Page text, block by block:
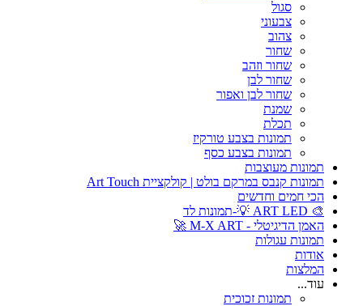
סגול
צבעוני
צהוב
שחור
שחור וזהב
שחור לבן
שחור לבן ואפור
שמנת
תכלת
תמונות בצבע טורקיז
תמונות בצבע כסף
תמונות מעוצבות
תמונות קנבס במרקם בולט | קולקציית Art Touch
הכי חמים וחדשים
🎨 ART LED 💡-תמונות לד
האמן הדיגיטלי - M-X ART 🚀
תמונות עגולות
אודות
המלצות
עוד...
תמונות זכוכית